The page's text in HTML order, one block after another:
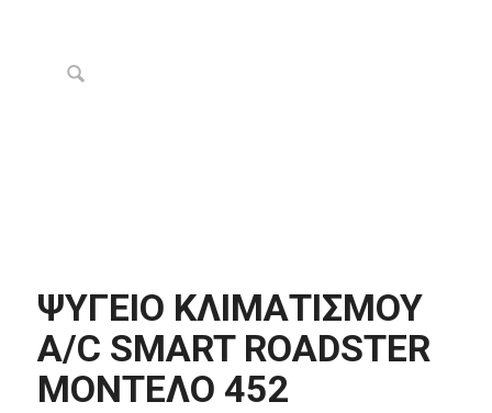
ΨΥΓΕΙΟ ΚΛΙΜΑΤΙΣΜΟΥ
A/C SMART ROADSTER
ΜΟΝΤΕΛΟ 452